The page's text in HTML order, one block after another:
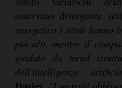
osservano divergenze
energetico i titoli hanno
più alti, mentre il
guidato da trend
dell'intelligenza